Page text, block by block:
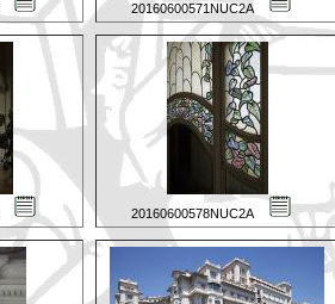
20160600571NUC2A
20160600578NUC2A